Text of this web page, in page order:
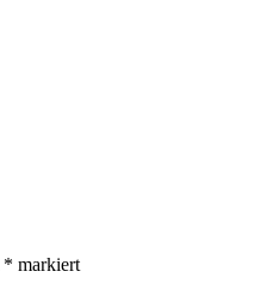
* markiert